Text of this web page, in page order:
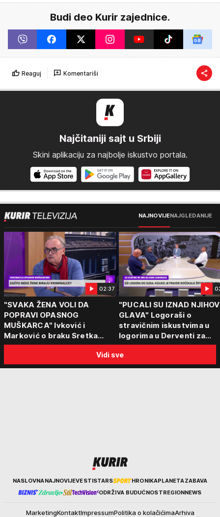
Budi deo Kurir zajednice.
Reaguj Komentariši
Najčitaniji sajt u Srbiji
Skini aplikaciju za najbolje iskustvo portala.
NAJNOVIJENAJGLEDANIJE
02:37
"SVAKA ŽENA VOLI DA
POPRAVI OPASNOG
MUŠKARCA" Ivković i
Marković o braku Sretka
Kalinića i fenomenu žena koje
biraju kriminalce: "Neće sa
nekim ko nema para"
"PUCALI SU IZNAD
GLAVA" Logoraši o
stravičnim iskustvima u
logorima u Derventi za
emisiju "Puls Srbije
"Tada je počela velika
tortura..."
Vidi sve
KurirNASLOVNANAJNOVIJEVESTISTARS HRONIKAPLANETAZABAVA
ODRŽIVA BUDUĆNOSTREGIONNEWS
MarketingKontaktImpressumPolitika o kolačićimaArhiva